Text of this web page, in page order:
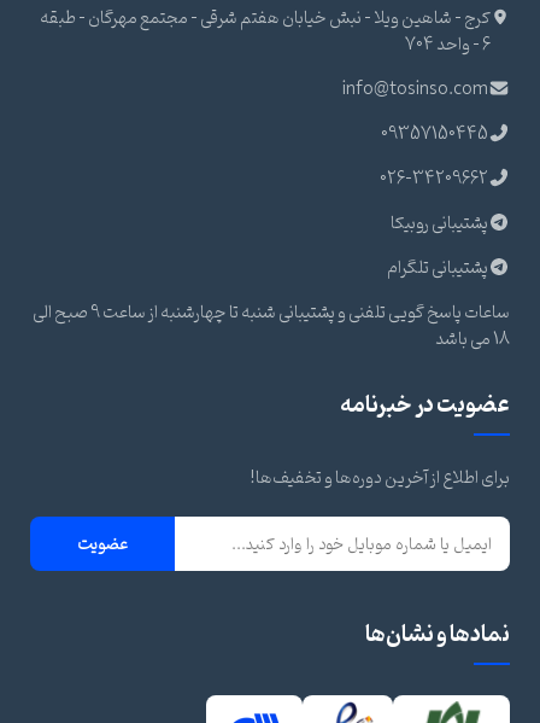
کرج - شاهین ویلا - نبش خیابان هفتم شرقی - مجتمع مهرگان - طبقه
6 - واحد 704
info@tosinso.com
09357150445
026-34209662
پشتیبانی روبیکا
پشتیبانی تلگرام
ساعات پاسخ گویی تلفنی و پشتیبانی شنبه تا چهارشنبه از ساعت 9 صبح الی
18 می باشد
عضویت در خبرنامه
برای اطلاع از آخرین دوره‌ها و تخفیف‌ها!
عضویت
نمادها و نشان‌ها